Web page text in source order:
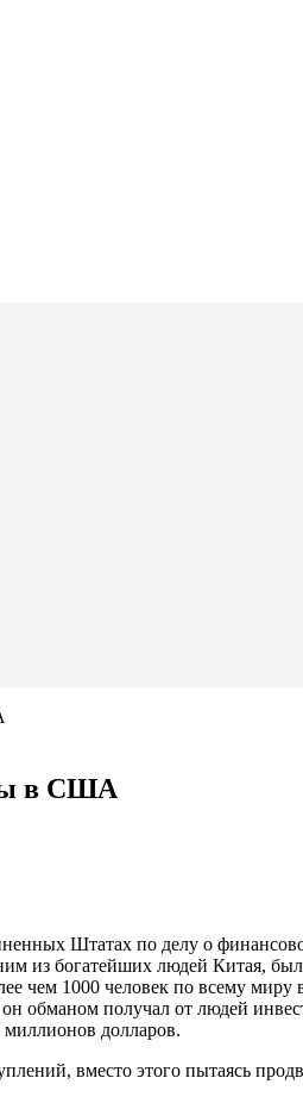
в США
Штатах по делу о
из богатейших людей Китая,
чем 1000 человек по всему
обманом получал от людей
долларов.
вместо этого пытаясь